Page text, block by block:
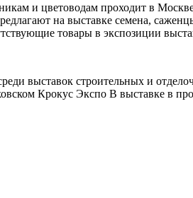
и цветоводам проходит в
на выставке семена,
товары в экспозиции
выставок строительных и
Крокус Экспо В выставке в